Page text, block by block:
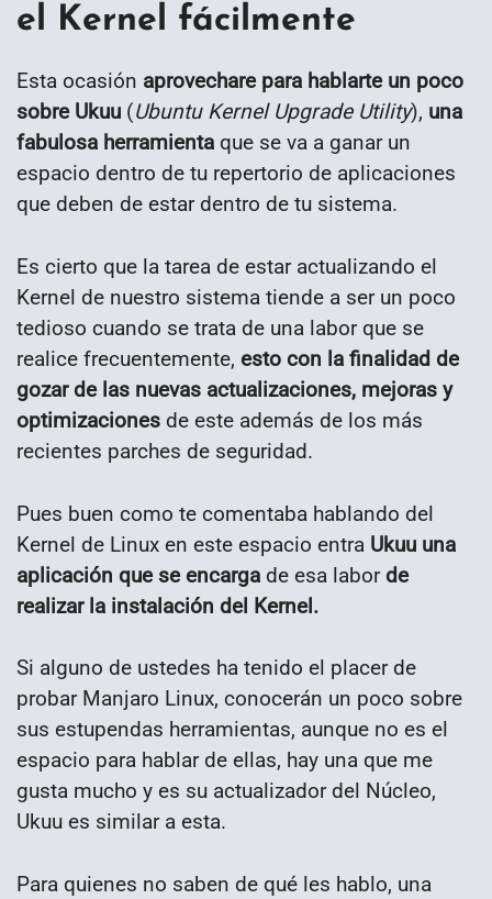
el Kernel fácilmente
Esta ocasión aprovechare para hablarte un poco
sobre Ukuu (Ubuntu Kernel Upgrade Utility), una
fabulosa herramienta que se va a ganar un
espacio dentro de tu repertorio de aplicaciones
que deben de estar dentro de tu sistema.
Es cierto que la tarea de estar actualizando el
Kernel de nuestro sistema tiende a ser un poco
tedioso cuando se trata de una labor que se
realice frecuentemente, esto con la finalidad de
gozar de las nuevas actualizaciones, mejoras y
optimizaciones de este además de los más
recientes parches de seguridad.
Pues buen como te comentaba hablando del
Kernel de Linux en este espacio entra Ukuu una
aplicación que se encarga de esa labor de
realizar la instalación del Kernel.
Si alguno de ustedes ha tenido el placer de
probar Manjaro Linux, conocerán un poco sobre
sus estupendas herramientas, aunque no es el
espacio para hablar de ellas, hay una que me
gusta mucho y es su actualizador del Núcleo,
Ukuu es similar a esta.
Para quienes no saben de qué les hablo, una